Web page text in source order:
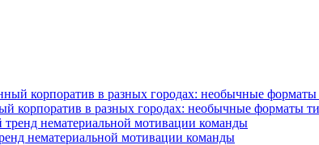
корпоратив в разных городах: необычные форматы
нематериальной мотивации команды